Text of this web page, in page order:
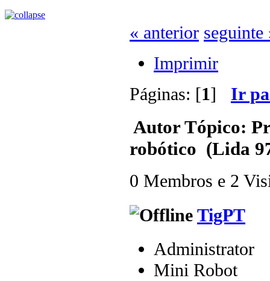
« anterior seguinte
Imprimir
Páginas: [1] Ir
AutorTópico:
robótico (Lida
0 Membros e 2
TigPT
Administrator
Mini Robot